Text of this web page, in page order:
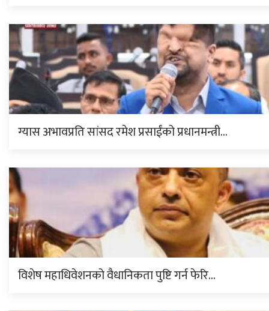
ग्यास अभावप्रति सांसद रमेश प्रसाईंको प्रधानमन्त्री…
विशेष महाधिवेशनको वैधानिकता पुष्टि गर्न फेरि…